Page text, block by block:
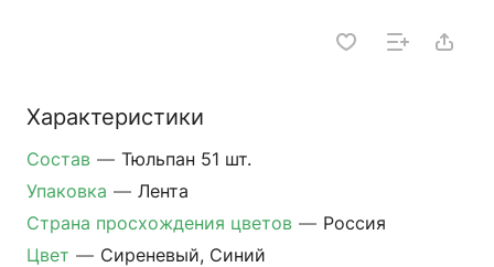
Характеристики
Состав — Тюльпан 51 шт.
Упаковка — Лента
Страна просхождения цветов — Россия
Цвет — Сиреневый, Синий